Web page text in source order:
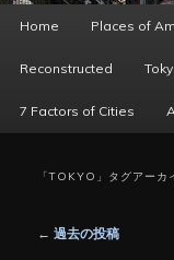
動
ー
Home Places of
Reconstructed
7 Factors of Cities
「TOKYO 」タグアーカ
← 過去の投稿